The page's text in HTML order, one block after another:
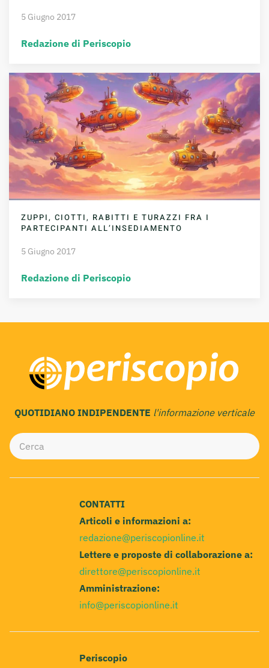
5 Giugno 2017
Redazione di Periscopio
ZUPPI, CIOTTI, RABITTI E TURAZZI FRA I
PARTECIPANTI ALL’INSEDIAMENTO
5 Giugno 2017
Redazione di Periscopio
QUOTIDIANO INDIPENDENTE l'informazione verticale
CONTATTI
Articoli e informazioni a:
redazione@periscopionline.it
Lettere e proposte di collaborazione a:
direttore@periscopionline.it
Amministrazione:
info@periscopionline.it
Periscopio